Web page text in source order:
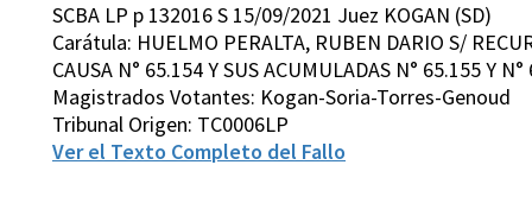
SCBA LP p 132016 S 15/09/2021 Juez KOGAN (SD)
Carátula: HUELMO PERALTA, RUBEN DARIO S/
CAUSA N° 65.154 Y SUS ACUMULADAS N° 65.155 Y
Magistrados Votantes: Kogan-Soria-Torres-Genoud
Tribunal Origen: TC0006LP
Ver el Texto Completo del Fallo